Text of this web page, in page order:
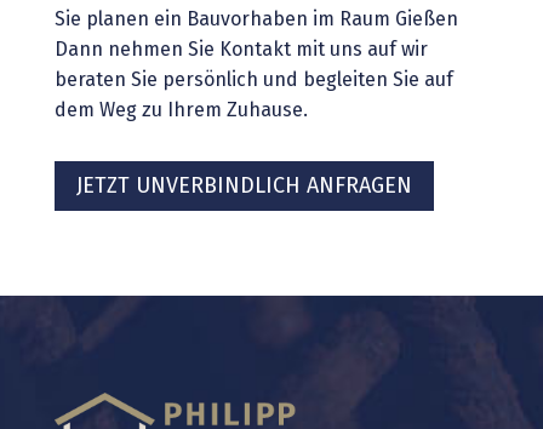
Sie planen ein Bauvorhaben im Raum Gießen
Dann nehmen Sie Kontakt mit uns auf wir
beraten Sie persönlich und begleiten Sie auf
dem Weg zu Ihrem Zuhause.
JETZT UNVERBINDLICH ANFRAGEN